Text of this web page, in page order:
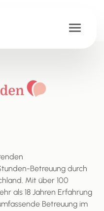
Betreuung durch
Mit über 100
als 18 Jahren Erfahrung
Betreuung im